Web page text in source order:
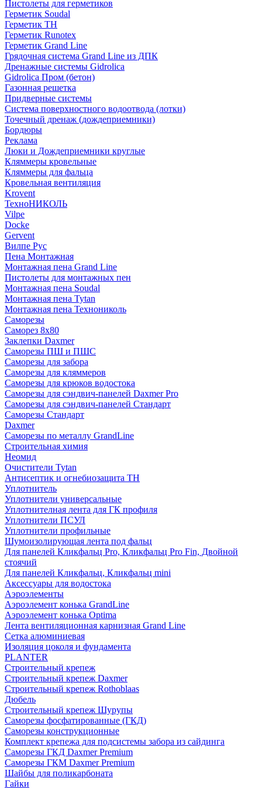
Пистолеты для герметиков
Герметик Soudal
Герметик ТН
Герметик Runotex
Герметик Grand Line
Грядочная система Grand Line из ДПК
Дренажные системы Gidrolica
Gidrolica Пром (бетон)
Газонная решетка
Придверные системы
Система поверхностного водоотвода (лотки)
Точечный дренаж (дождеприемники)
Бордюры
Рекламa
Люки и Дождеприемники круглые
Кляммеры кровельные
Кляммеры для фальца
Кровельная вентиляция
Krovent
ТехноНИКОЛЬ
Vilpe
Docke
Gervent
Вилпе Рус
Пена Монтажнaя
Монтажная пена Grand Linе
Пистолеты для монтажных пен
Монтажная пена Soudal
Монтажная пена Tytan
Монтажная пена Технониколь
Саморезы
Саморез 8х80
Заклепки Daxmer
Саморезы ПШ и ПШС
Саморезы для забора
Саморезы для кляммеров
Саморезы для крюков водостока
Саморезы для сэндвич-панелей Daxmer Pro
Саморезы для сэндвич-панелей Стандарт
Саморезы Стандарт
Daxmer
Саморезы по металлу GrandLine
Строительная химия
Неомид
Очистители Tytan
Антисептик и огнебиозащита ТН
Уплотнитель
Уплотнители универсальные
Уплотнителная лента для ГК профиля
Уплотнители ПСУЛ
Уплотнители профильные
Шумоизолирующая лента под фальц
Для панелей Кликфальц Pro, Кликфальц Pro Fin, Двойной
стоячий
Для панелей Кликфальц, Кликфальц mini
Аксессуары для водостока
Аэроэлементы
Аэроэлемент конька GrandLine
Аэроэлемент конька Optima
Лента вентиляционная карнизная Grand Line
Сетка алюминиевая
Изоляция цоколя и фундамента
PLANTER
Строительный крепеж
Строительный крепеж Daxmer
Строительный крепеж Rothoblaas
Дюбель
Строительный крепеж Шурупы
Саморeзы фосфатированные (ГКД)
Саморезы конструкционные
Комплект крепежа для подсистемы забора из сайдинга
Саморезы ГКД Daxmer Premium
Саморезы ГКМ Daxmer Premium
Шайбы для поликарбоната
Гайки